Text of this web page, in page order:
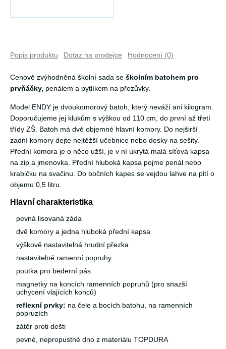
Popis produktu Dotaz na prodejce Hodnocení (0)
Cenově zvýhodněná školní sada se školním batohem pro
prvňáčky, penálem a pytlíkem na přezůvky.
Model ENDY je dvoukomorový batoh, který neváží ani kilogram.
Doporučujeme jej klukům s výškou od 110 cm, do první až třetí
třídy ZŠ. Batoh má dvě objemné hlavní komory. Do nejširší
zadní komory dejte nejtěžší učebnice nebo desky na sešity.
Přední komora je o něco užší, je v ní ukrytá malá síťová kapsa
na zip a jmenovka. Přední hluboká kapsa pojme penál nebo
krabičku na svačinu. Do bočních kapes se vejdou lahve na pití o
objemu 0,5 litru.
Hlavní charakteristika
pevná lisovaná záda
dvě komory a jedna hluboká přední kapsa
výškově nastavitelná hrudní přezka
nastavitelné ramenní popruhy
poutka pro bederní pás
magnetky na koncích ramenních popruhů (pro snazší
uchycení vlajících konců)
reflexní prvky: na čele a bocích batohu, na ramenních
popruzích
zátěr proti dešti
pevné, nepropustné dno z materiálu TOPDURA